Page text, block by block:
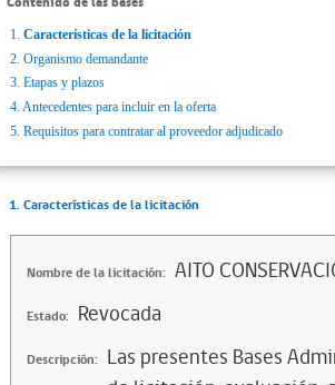
1. Características de la licitación
2. Organismo demandante
3. Etapas y plazos
4. Antecedentes para incluir en la oferta
5. Requisitos para contratar al proveedor adjudicado
1. Características de la licitación
Nombre de la licitación: AITO
Estado: Revocada
Descripción: Las presentes Bases